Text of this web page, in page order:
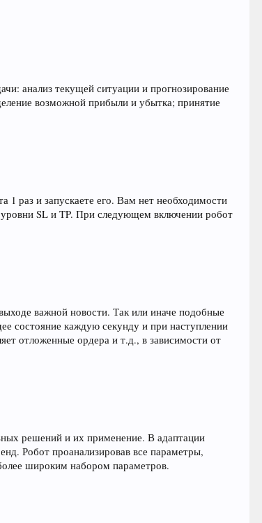
анализ текущей ситуации и прогнозирование
возможной прибыли и убытка; принятие
раз и запускаете его. Вам нет необходимости
SL и TP. При следующем включении робот
важной новости. Так или иначе подобные
состояние каждую секунду и при наступлении
отложенные ордера и т.д., в зависимости от
решений и их применение. В адаптации
Робот проанализировав все параметры,
широким набором параметров.